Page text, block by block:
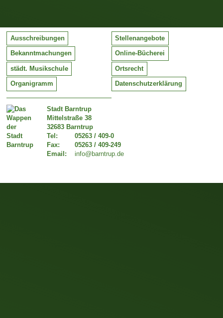
Stadt Barntrup
Mittelstraße 38
32683 Barntrup
Tel:
Fax:
Email:
05263 / 409-0
05263 / 409-249
info@barntrup.de
Ausschreibungen Stellenangebote
Bekanntmachungen Online-Bücherei
städt. Musikschule Ortsrecht
Organigramm Datenschutzerklärung